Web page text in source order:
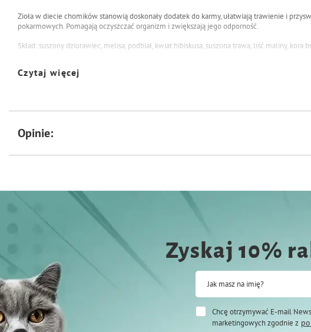
Zioła w diecie chomików stanowią doskonały dodatek do karmy, ułatwiają trawienie i
pokarmowych. Pomagają oczyszczać organizm i zwiększają jego odporność.
Skład: suszony dziurawiec, melisa, podbiał, kwiat hibiskusa, suszona trawa, liść maliny, kora
Czytaj więcej
Opinie:
Zyskaj 10%
Jak masz na imię?
Chcę otrzymywać E-mail
marketingowych zgodnie z